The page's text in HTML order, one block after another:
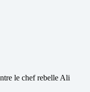
le chef rebelle Ali